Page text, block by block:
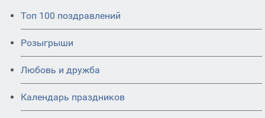
Топ 100 поздравлений
Розыгрыши
Любовь и дружба
Календарь праздников